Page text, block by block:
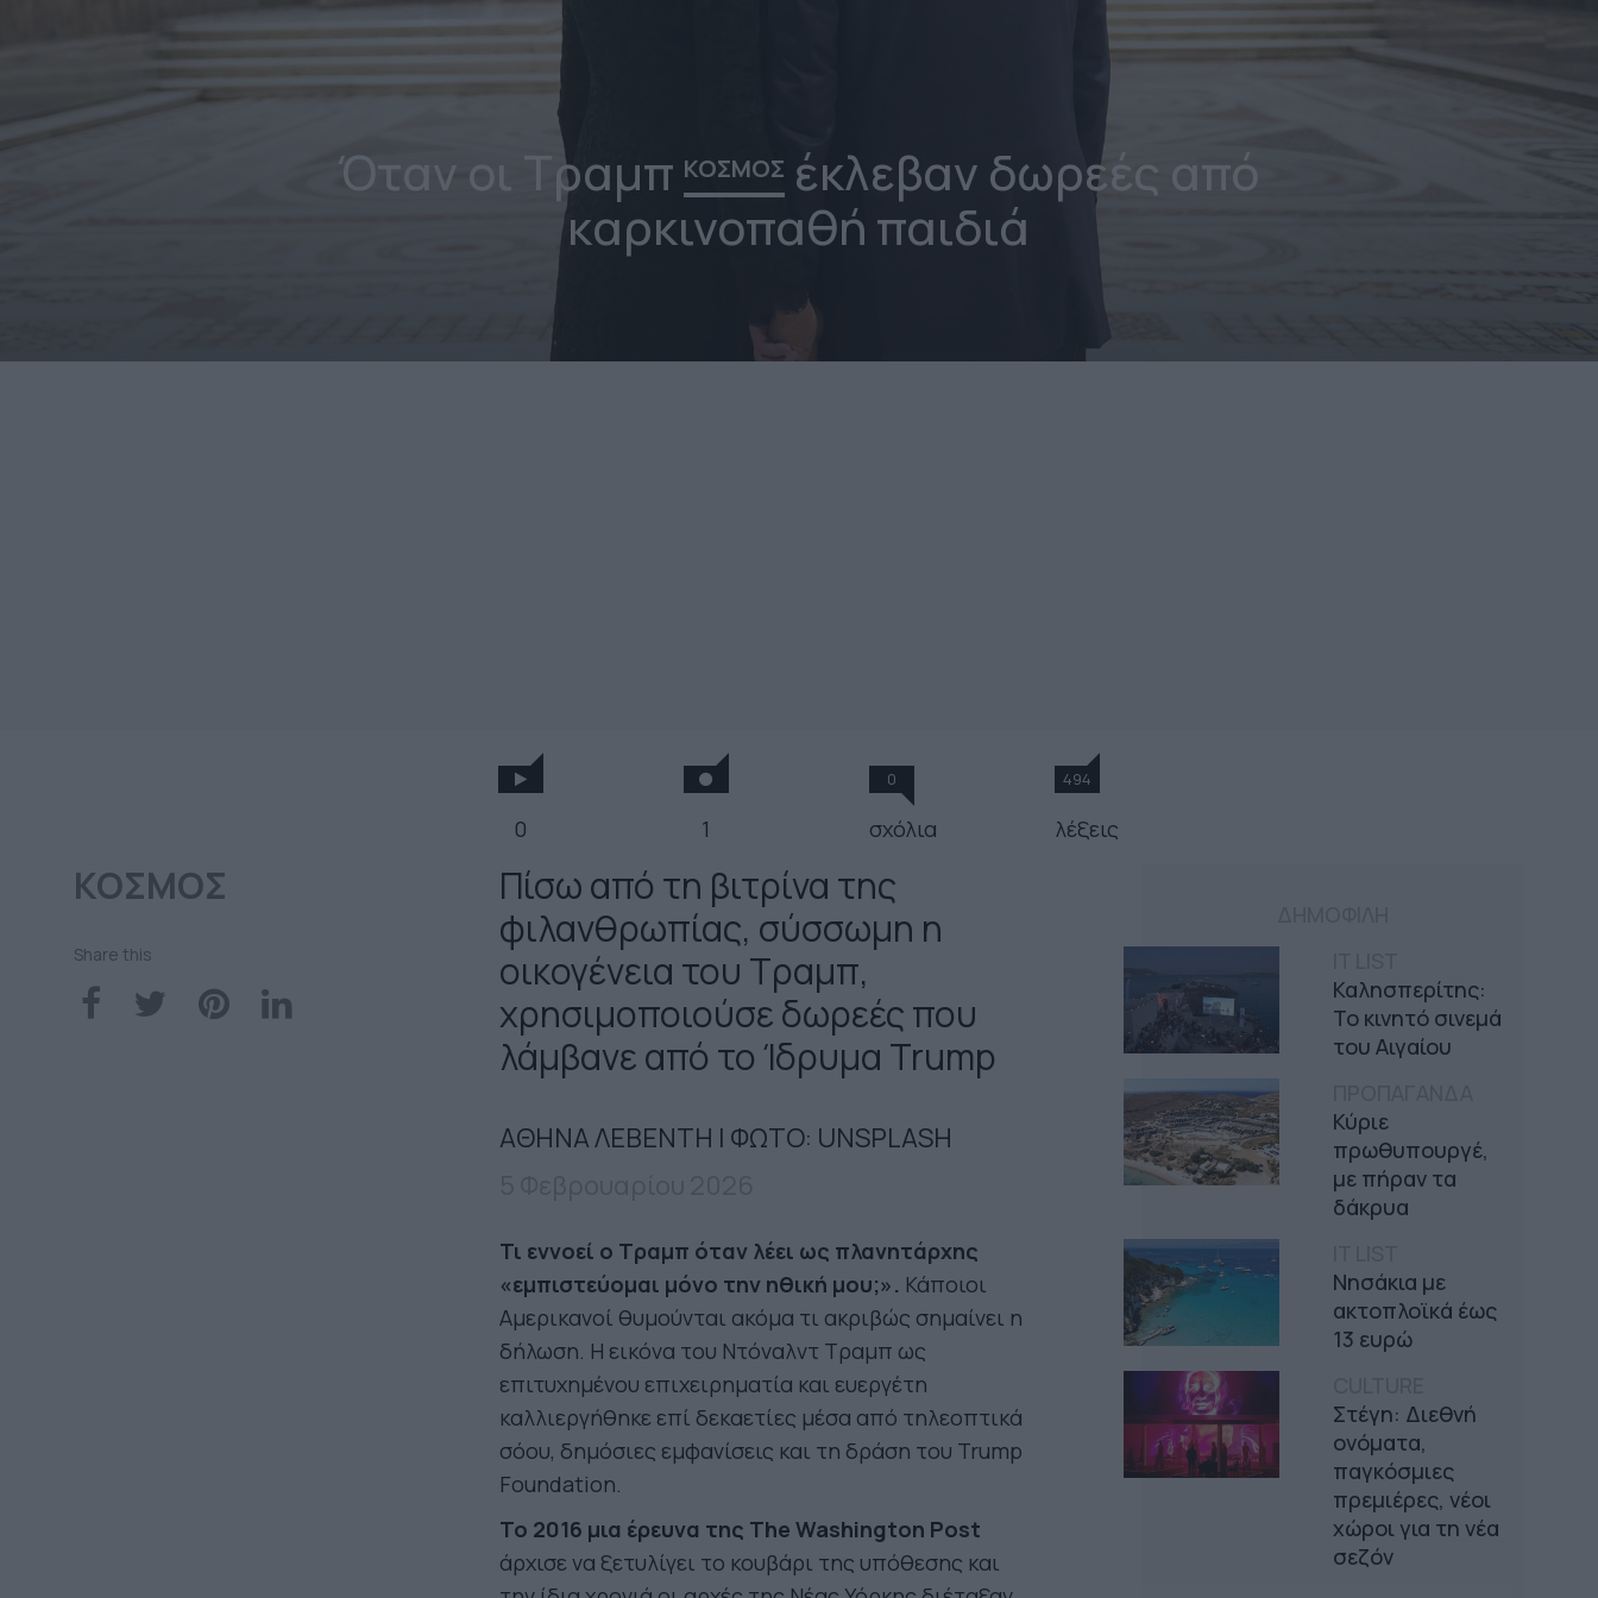
Όταν οι Τραμπ ΚΟΣΜΟΣ έκλεβαν δωρεές από
καρκινοπαθή παιδιά
0 1
0
σχόλια
494
λέξεις
ΚΟΣΜΟΣ
Share this
Καλησπερίτης:
Το κινητό σινεμά
του Αιγαίου
Κύριε
πρωθυπουργέ,
με πήραν τα
δάκρυα
Νησάκια με
ακτοπλοϊκά έως
13 ευρώ
Στέγη: Διεθνή
ονόματα,
παγκόσμιες
πρεμιέρες, νέοι
χώροι για τη νέα
σεζόν
Πίσω από τη βιτρίνα της
φιλανθρωπίας, σύσσωμη η
οικογένεια του Τραμπ,
χρησιμοποιούσε δωρεές που
λάμβανε από το Ίδρυμα Trump
ΑΘΗΝΑ ΛΕΒΕΝΤΗ | ΦΩΤΟ: UNSPLASH
Τι εννοεί ο Τραμπ όταν λέει ως πλανητάρχης
«εμπιστεύομαι μόνο την ηθική μου;». Κάποιοι
Αμερικανοί θυμούνται ακόμα τι ακριβώς σημαίνει η
δήλωση. Η εικόνα του Ντόναλντ Τραμπ ως
επιτυχημένου επιχειρηματία και ευεργέτη
καλλιεργήθηκε επί δεκαετίες μέσα από τηλεοπτικά
σόου, δημόσιες εμφανίσεις και τη δράση του Trump
Foundation.
To 2016 μια έρευνα της The Washington Post
άρχισε να ξετυλίγει το κουβάρι της υπόθεσης και